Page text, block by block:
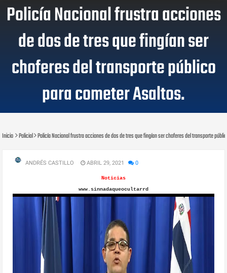
Policía Nacional frustra acciones
de dos de tres que fingían ser
choferes del transporte público
para cometer Asaltos.
Inicio Policial Policía Nacional frustra acciones de dos de tres que fingían ser choferes del transporte
ANDRÉS CASTILLO ABRIL 29, 2021 0
Noticias
www.sinnadaqueocultarrd